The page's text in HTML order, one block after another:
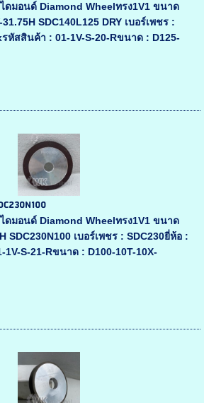
ดมอนด์ Diamond Wheelทรง1V1 ขนาด
SDC140L125 DRY เบอร์เพชร :
หัสสินค้า : 01-1V-S-20-Rขนาด : D125-
ดมอนด์ Diamond Wheelทรง1V1 ขนาด
SDC230N100 เบอร์เพชร : SDC230ยี่ห้อ :
S-21-Rขนาด : D100-10T-10X-